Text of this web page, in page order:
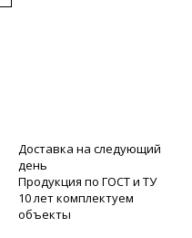
Доставка на следующий
день
Продукция по ГОСТ и ТУ
10 лет комплектуем
объекты